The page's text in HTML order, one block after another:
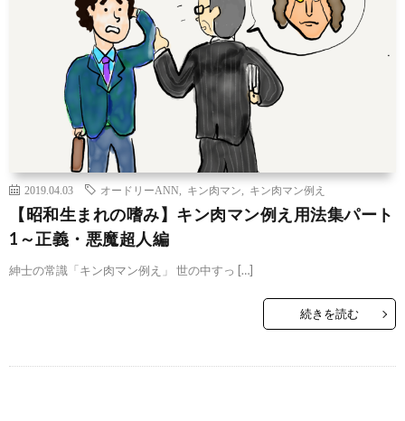
2019.04.03 オードリーANN キン肉マン キン肉マン例え
【昭和生まれの嗜み】キン肉マン例え用法集パート
1～正義・悪魔超人編
紳士の常識「キン肉マン例え」 世の中すっ […]
続きを読む